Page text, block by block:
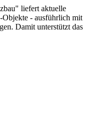
liefert aktuelle
Objekte - ausführlich mit
Damit unterstützt das